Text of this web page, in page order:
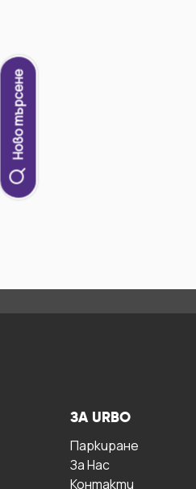
Ново търсене
ЗА URBO
Паркиране
За Hас
Контакти